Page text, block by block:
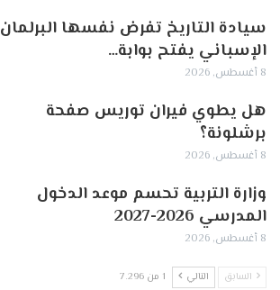
سيادة التاريخ تفرض نفسها البرلمان
الإسباني يفتح بوابة…
8 أغسطس, 2026
هل يطوي فيران توريس صفحة
برشلونة؟
8 أغسطس, 2026
وزارة التربية تحسم موعد الدخول
المدرسي 2026-2027
8 أغسطس, 2026
السابق التالي 1 من 7٬296